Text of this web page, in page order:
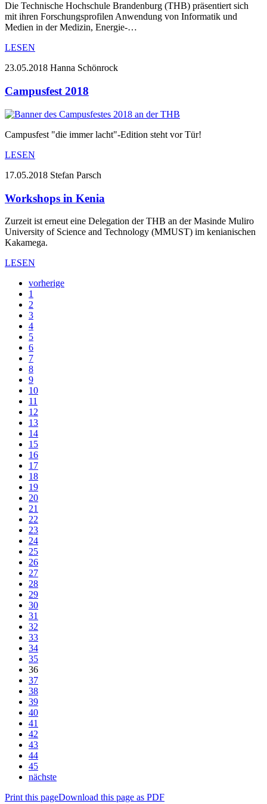
Die Technische Hochschule Brandenburg (THB) präsentiert sich
mit ihren Forschungsprofilen Anwendung von Informatik und
Medien in der Medizin, Energie-…
LESEN
23.05.2018 Hanna Schönrock
Campusfest 2018
Campusfest "die immer lacht"-Edition steht vor Tür!
LESEN
17.05.2018 Stefan Parsch
Workshops in Kenia
Zurzeit ist erneut eine Delegation der THB an der Masinde Muliro
University of Science and Technology (MMUST) im kenianischen
Kakamega.
LESEN
vorherige
1
2
3
4
5
6
7
8
9
10
11
12
13
14
15
16
17
18
19
20
21
22
23
24
25
26
27
28
29
30
31
32
33
34
35
36
37
38
39
40
41
42
43
44
45
nächste
Print this pageDownload this page as PDF